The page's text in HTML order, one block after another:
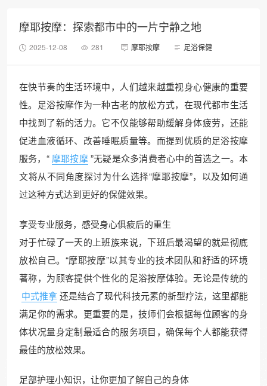
摩耶按摩：探索都市中的一片宁静之地
2025-12-08 281 摩耶按摩 足浴保健
在快节奏的生活环境中，人们越来越重视身心健康的重要
性。足浴按摩作为一种古老的放松方式，在现代都市生活
中找到了新的活力。它不仅能够帮助缓解身体疲劳，还能
促进血液循环、改善睡眠质量等。而提到优质的足浴按摩
服务，“ 摩耶按摩”无疑是众多消费者心中的首选之一。本
文将从不同角度探讨为什么选择“摩耶按摩”，以及如何通
过这种方式达到更好的保健效果。
享受专业服务，感受身心俱疲后的重生
对于忙碌了一天的上班族来说，下班后最渴望的就是彻底
放松自己。“摩耶按摩”以其专业的技术团队和舒适的环境
著称，为顾客提供个性化的足浴按摩体验。无论是传统的
中式推拿还是结合了现代科技元素的新型疗法，这里都能
满足你的需求。更重要的是，技师们会根据每位顾客的身
体状况量身定制最适合的服务项目，确保每个人都能获得
最佳的放松效果。
足部护理小知识，让你更加了解自己的身体